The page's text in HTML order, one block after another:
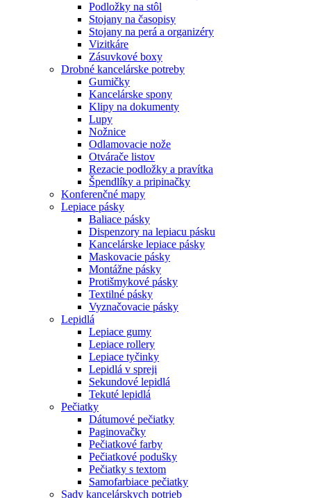
Podložky na stôl
Stojany na časopisy
Stojany na perá a organizéry
Vizitkáre
Zásuvkové boxy
Drobné kancelárske potreby
Gumičky
Kancelárske spony
Klipy na dokumenty
Lupy
Nožnice
Odlamovacie nože
Otvárače listov
Rezacie podložky a pravítka
Špendlíky a pripinačky
Konferenčné mapy
Lepiace pásky
Baliace pásky
Dispenzory na lepiacu pásku
Kancelárske lepiace pásky
Maskovacie pásky
Montážne pásky
Protišmykové pásky
Textilné pásky
Vyznačovacie pásky
Lepidlá
Lepiace gumy
Lepiace rollery
Lepiace tyčinky
Lepidlá v spreji
Sekundové lepidlá
Tekuté lepidlá
Pečiatky
Dátumové pečiatky
Paginovačky
Pečiatkové farby
Pečiatkové podušky
Pečiatky s textom
Samofarbiace pečiatky
Sady kancelárskych potrieb